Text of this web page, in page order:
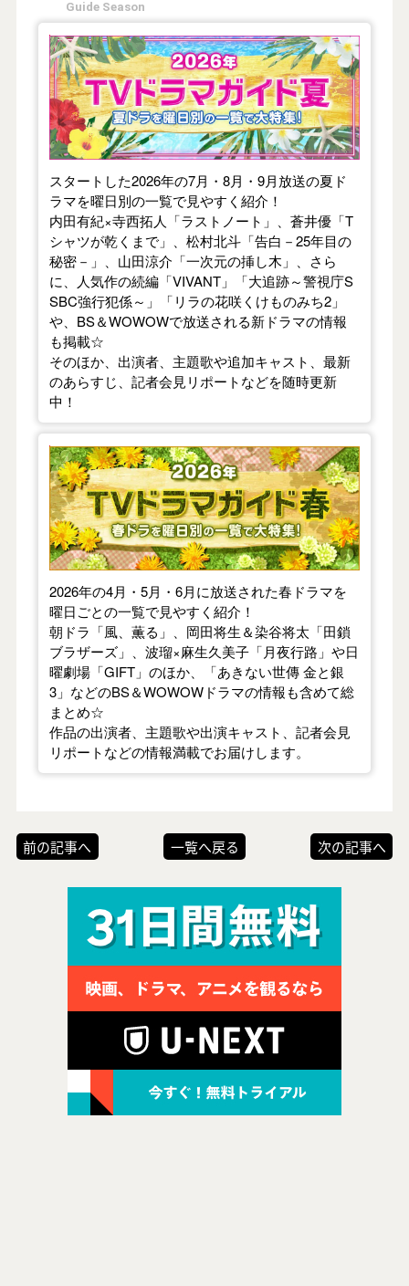
Guide Season
【2026年夏】TVドラマガイド
スタートした2026年の7月・8月・9月放送の夏ド
ラマを曜日別の一覧で見やすく紹介！
内田有紀×寺西拓人「ラストノート」、蒼井優「T
シャツが乾くまで」、松村北斗「告白－25年目の
秘密－」、山田涼介「一次元の挿し木」、さら
に、人気作の続編「VIVANT」「大追跡～警視庁S
SBC強行犯係～」「リラの花咲くけものみち2」
や、BS＆WOWOWで放送される新ドラマの情報
も掲載☆
そのほか、出演者、主題歌や追加キャスト、最新
のあらすじ、記者会見リポートなどを随時更新
中！
【2026年春】TVドラマガイド
2026年の4月・5月・6月に放送された春ドラマを
曜日ごとの一覧で見やすく紹介！
朝ドラ「風、薫る」、岡田将生＆染谷将太「田鎖
ブラザーズ」、波瑠×麻生久美子「月夜行路」や日
曜劇場「GIFT」のほか、「あきない世傳 金と銀
3」などのBS＆WOWOWドラマの情報も含めて総
まとめ☆
作品の出演者、主題歌や出演キャスト、記者会見
リポートなどの情報満載でお届けします。
前の記事へ 一覧へ戻る 次の記事へ